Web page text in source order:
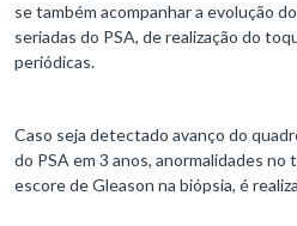
se também acompanhar a evolução
seriadas do PSA, de realização do
periódicas.
Caso seja detectado avanço do
do PSA em 3 anos, anormalidades
escore de Gleason na biópsia, é